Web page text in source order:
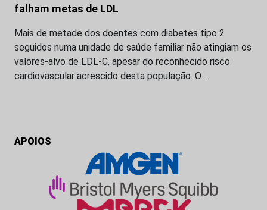
falham metas de LDL
Mais de metade dos doentes com diabetes tipo 2
seguidos numa unidade de saúde familiar não atingiam os
valores-alvo de LDL-C, apesar do reconhecido risco
cardiovascular acrescido desta população. O…
APOIOS